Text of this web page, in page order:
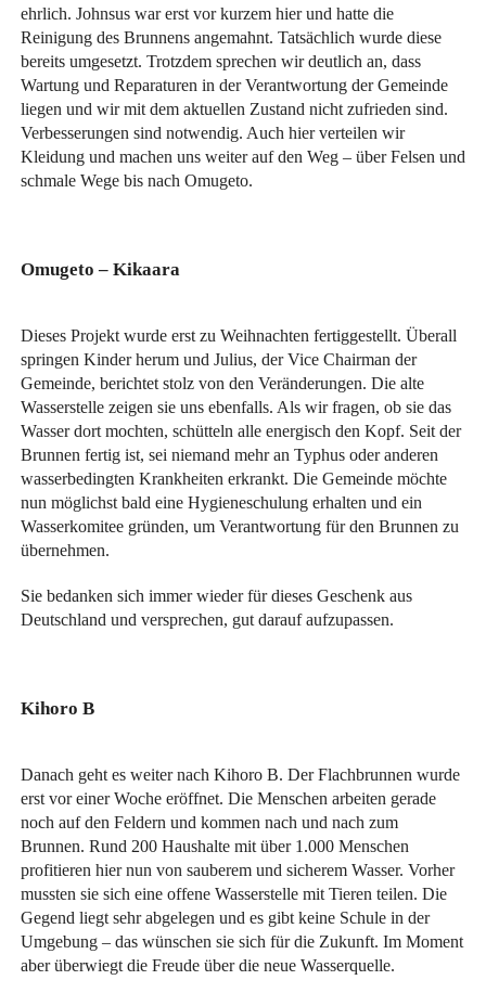
ehrlich. Johnsus war erst vor kurzem hier und hatte die
Reinigung des Brunnens angemahnt. Tatsächlich wurde diese
bereits umgesetzt. Trotzdem sprechen wir deutlich an, dass
Wartung und Reparaturen in der Verantwortung der Gemeinde
liegen und wir mit dem aktuellen Zustand nicht zufrieden sind.
Verbesserungen sind notwendig. Auch hier verteilen wir
Kleidung und machen uns weiter auf den Weg – über Felsen und
schmale Wege bis nach Omugeto.
Omugeto – Kikaara
Dieses Projekt wurde erst zu Weihnachten fertiggestellt. Überall
springen Kinder herum und Julius, der Vice Chairman der
Gemeinde, berichtet stolz von den Veränderungen. Die alte
Wasserstelle zeigen sie uns ebenfalls. Als wir fragen, ob sie das
Wasser dort mochten, schütteln alle energisch den Kopf. Seit der
Brunnen fertig ist, sei niemand mehr an Typhus oder anderen
wasserbedingten Krankheiten erkrankt. Die Gemeinde möchte
nun möglichst bald eine Hygieneschulung erhalten und ein
Wasserkomitee gründen, um Verantwortung für den Brunnen zu
übernehmen.
Sie bedanken sich immer wieder für dieses Geschenk aus
Deutschland und versprechen, gut darauf aufzupassen.
Kihoro B
Danach geht es weiter nach Kihoro B. Der Flachbrunnen wurde
erst vor einer Woche eröffnet. Die Menschen arbeiten gerade
noch auf den Feldern und kommen nach und nach zum
Brunnen. Rund 200 Haushalte mit über 1.000 Menschen
profitieren hier nun von sauberem und sicherem Wasser. Vorher
mussten sie sich eine offene Wasserstelle mit Tieren teilen. Die
Gegend liegt sehr abgelegen und es gibt keine Schule in der
Umgebung – das wünschen sie sich für die Zukunft. Im Moment
aber überwiegt die Freude über die neue Wasserquelle.